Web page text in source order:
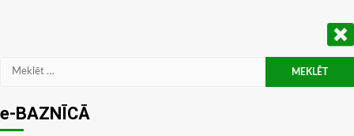
Meklēt:
e-BAZNĪCĀ